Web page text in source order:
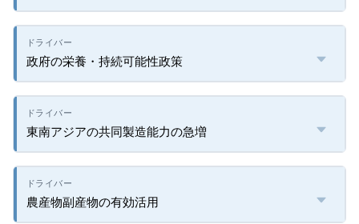
政府の栄養・持続可能性政策
東南アジアの共同製造能力の急増
農産物副産物の有効活用